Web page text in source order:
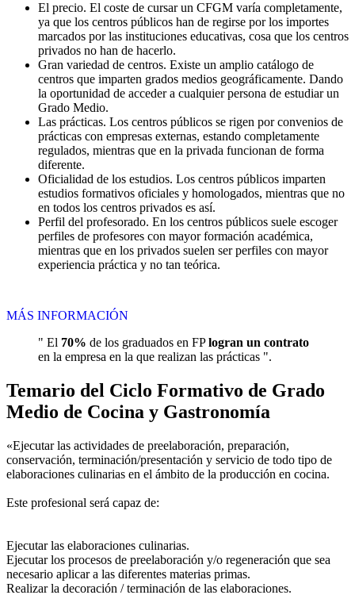
El precio. El coste de cursar un CFGM varía completamente,
ya que los centros públicos han de regirse por los importes
marcados por las instituciones educativas, cosa que los centros
privados no han de hacerlo.
Gran variedad de centros. Existe un amplio catálogo de
centros que imparten grados medios geográficamente. Dando
la oportunidad de acceder a cualquier persona de estudiar un
Grado Medio.
Las prácticas. Los centros públicos se rigen por convenios de
prácticas con empresas externas, estando completamente
regulados, mientras que en la privada funcionan de forma
diferente.
Oficialidad de los estudios. Los centros públicos imparten
estudios formativos oficiales y homologados, mientras que no
en todos los centros privados es así.
Perfil del profesorado. En los centros públicos suele escoger
perfiles de profesores con mayor formación académica,
mientras que en los privados suelen ser perfiles con mayor
experiencia práctica y no tan teórica.
MÁS INFORMACIÓN
" El 70% de los graduados en FPlogran un contrato
en la empresa en la que realizan las prácticas ".
Temario del Ciclo Formativo de Grado
Medio de Cocina y Gastronomía
«Ejecutar las actividades de preelaboración, preparación,
conservación, terminación/presentación y servicio de todo tipo de
elaboraciones culinarias en el ámbito de la producción en cocina.
Este profesional será capaz de:
Ejecutar las elaboraciones culinarias.
Ejecutar los procesos de preelaboración y/o regeneración que sea
necesario aplicar a las diferentes materias primas.
Realizar la decoración / terminación de las elaboraciones.